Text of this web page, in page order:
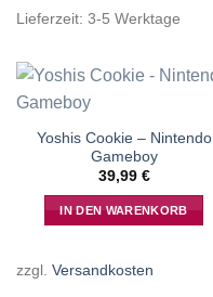
Lieferzeit: 3-5 Werktage
Yoshis Cookie – Nintendo
Gameboy
39,99 €
IN DEN WARENKORB
zzgl. Versandkosten